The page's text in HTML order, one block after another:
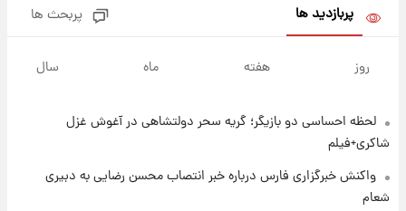
۱ روز پیش
پربازدید ها پربحث ها
روز هفته ماه سال
لحظه احساسی دو بازیگر؛ گریه سحر دولتشاهی در آغوش غزل
شاکری+فیلم
واکنش خبرگزاری فارس درباره خبر انتصاب محسن رضایی به دبیری
شعام